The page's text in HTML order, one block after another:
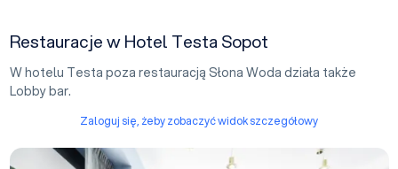
Restauracje w Hotel Testa Sopot
W hotelu Testa poza restauracją Słona Woda działa także
Lobby bar.
Zaloguj się, żeby zobaczyć widok szczegółowy